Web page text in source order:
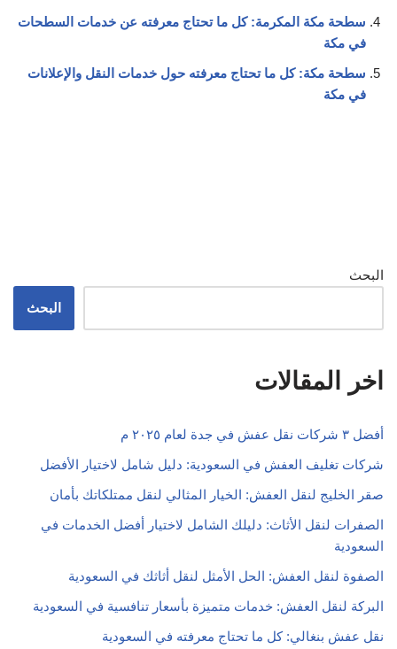
سطحة مكة المكرمة: كل ما تحتاج معرفته عن خدمات السطحات
في مكة
سطحة مكة: كل ما تحتاج معرفته حول خدمات النقل والإعلانات
في مكة
البحث
البحث
اخر المقالات
أفضل ٣ شركات نقل عفش في جدة لعام ٢٠٢٥ م
شركات تغليف العفش في السعودية: دليل شامل لاختيار الأفضل
صقر الخليج لنقل العفش: الخيار المثالي لنقل ممتلكاتك بأمان
الصفرات لنقل الأثاث: دليلك الشامل لاختيار أفضل الخدمات في
السعودية
الصفوة لنقل العفش: الحل الأمثل لنقل أثاثك في السعودية
البركة لنقل العفش: خدمات متميزة بأسعار تنافسية في السعودية
نقل عفش بنغالي: كل ما تحتاج معرفته في السعودية